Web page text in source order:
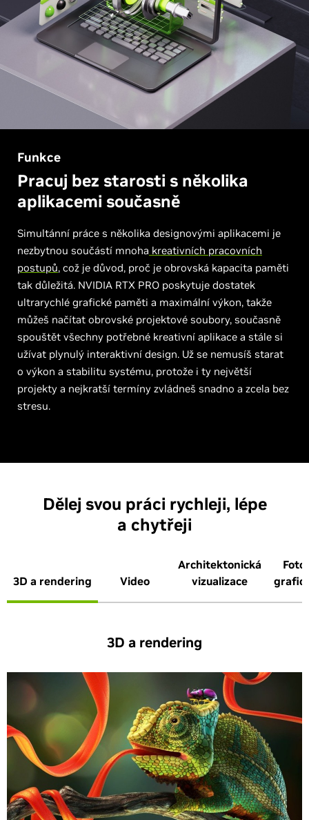
Funkce
Pracuj bez starosti s několika
aplikacemi současně
Simultánní práce s několika designovými aplikacemi je
nezbytnou součástí mnoha kreativních pracovních
postupů, což je důvod, proč je obrovská kapacita paměti
tak důležitá. NVIDIA RTX PRO poskytuje dostatek
ultrarychlé grafické paměti a maximální výkon, takže
můžeš načítat obrovské projektové soubory, současně
spouštět všechny potřebné kreativní aplikace a stále si
užívat plynulý interaktivní design. Už se nemusíš starat
o výkon a stabilitu systému, protože i ty největší
projekty a nejkratší termíny zvládneš snadno a zcela bez
stresu.
Dělej svou práci rychleji, lépe
a chytřeji
3D a rendering Video
Architektonická
vizualizace
3D a rendering